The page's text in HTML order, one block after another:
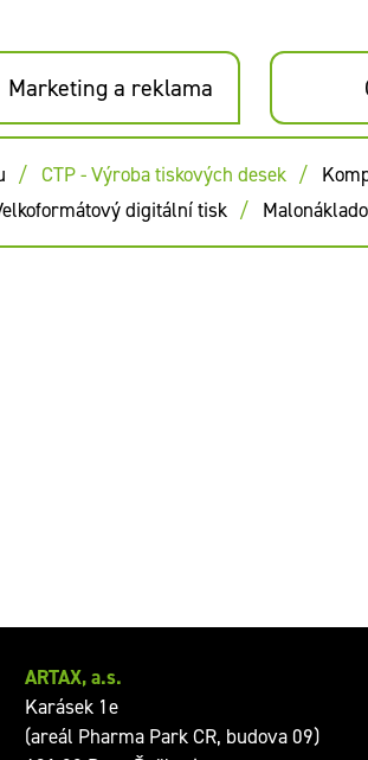
Marketing a reklama
CTP - Výroba tiskových desek
digitální tisk
ARTAX, a.s.
Karásek 1e
(areál Pharma Park CR, budova 09)